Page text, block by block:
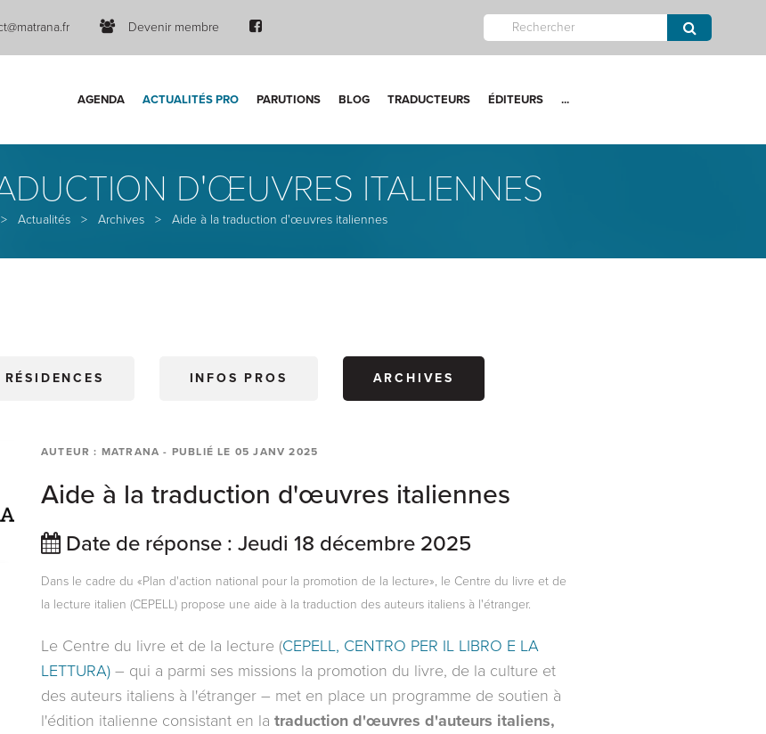
Devenir membre
AGENDA ACTUALITÉS PRO PARUTIONS BLOG TRADUCTEURS ÉDITEURS ...
D'ŒUVRES ITALIENNES
Actualités > Archives > Aide à la traduction d'œuvres italiennes
INFOS PROS ARCHIVES
AUTEUR : MATRANA - PUBLIÉ LE 05 JANV 2025
Aide à la traduction d'œuvres italiennes
Date de réponse : Jeudi 18 décembre 2025
Dans le cadre du «Plan d'action national pour la promotion de la lecture», le Centre du livre et de
la lecture italien (CEPELL) propose une aide à la traduction des auteurs italiens à l'étranger.
Le Centre du livre et de la lecture (CEPELL, CENTRO PER IL LIBRO E LA
LETTURA) – qui a parmi ses missions la promotion du livre, de la culture et
des auteurs italiens à l'étranger – met en place un programme de soutien à
l'édition italienne consistant en latraduction d'œuvres d'auteurs italiens,